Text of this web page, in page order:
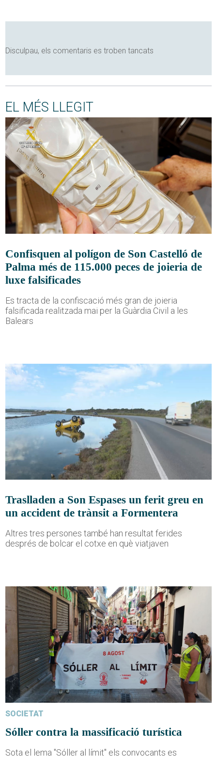
Disculpau, els comentaris es troben tancats
EL MÉS LLEGIT
Confisquen al polígon de Son Castelló de
Palma més de 115.000 peces de joieria de
luxe falsificades
Es tracta de la confiscació més gran de joieria
falsificada realitzada mai per la Guàrdia Civil a les
Balears
Traslladen a Son Espases un ferit greu en
un accident de trànsit a Formentera
Altres tres persones també han resultat ferides
després de bolcar el cotxe en què viatjaven
SOCIETAT
Sóller contra la massificació turística
Sota el lema "Sóller al límit" els convocants es